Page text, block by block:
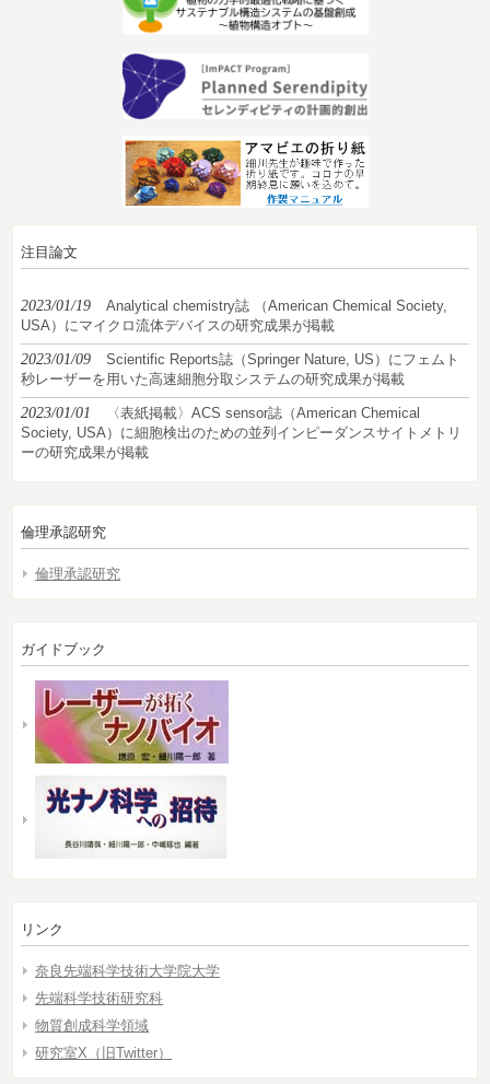
注目論文
2023/01/19
Analytical chemistry誌 （American Chemical Society,
USA）にマイクロ流体デバイスの研究成果が掲載
2023/01/09
Scientific Reports誌（Springer Nature, US）にフェムト
秒レーザーを用いた高速細胞分取システムの研究成果が掲載
2023/01/01
〈表紙掲載〉ACS sensor誌（American Chemical
Society, USA）に細胞検出のための並列インピーダンスサイトメトリ
ーの研究成果が掲載
倫理承認研究
倫理承認研究
ガイドブック
リンク
奈良先端科学技術大学院大学
先端科学技術研究科
物質創成科学領域
研究室X（旧Twitter）